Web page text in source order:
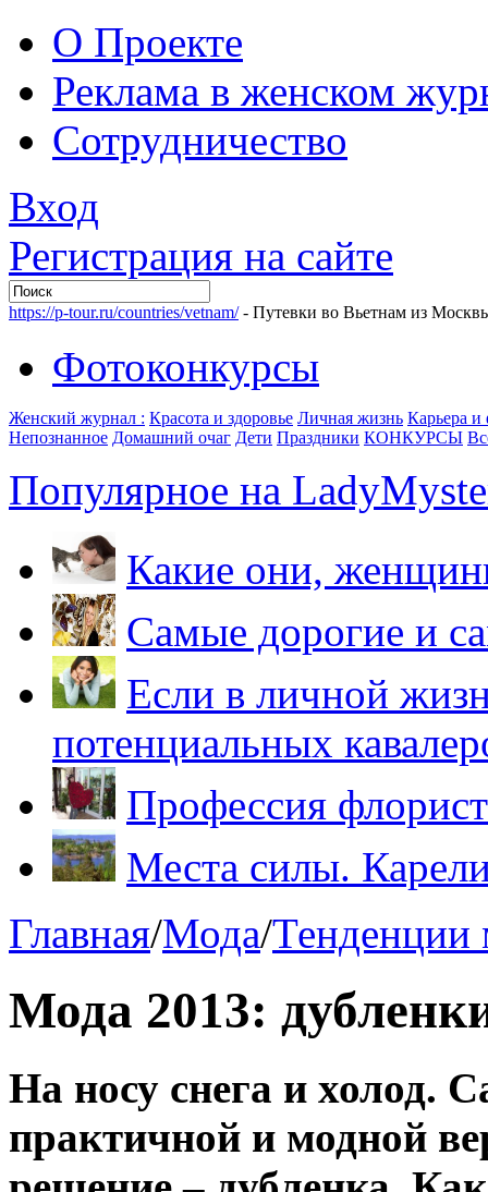
О Проекте
Реклама в женском
Сотрудничество
Вход
Регистрация на сайте
https://p-tour.ru/countries/vetnam/- Путевки во Вьетнам из
Фотоконкурсы
Женский журнал : Красота и здоровье Личная жизнь Карьера
Непознанное Домашний очаг Дети Праздники КОНКУРСЫ
Популярное на
Какие они,
Самые дорогие и
Если в личной
потенциальных
Профессия
Места силы.
Главная/Мода/Тенденции
Мода 2013:
На носу снега и холод.
практичной и модной